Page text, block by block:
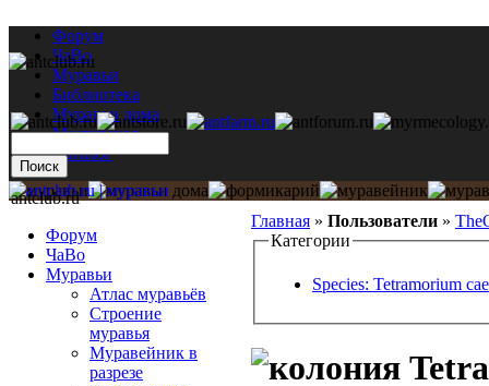
Форум
ЧаВо
Муравьи
Библиотека
Муравьи дома
Мастерская
Каталог
Главная » Пользователи »
Категории
Species: Tetramorium
antclub.ru
Форум
ЧаВо
Муравьи
Атлас муравьёв
Строение
муравья
Муравейник в
разрезе